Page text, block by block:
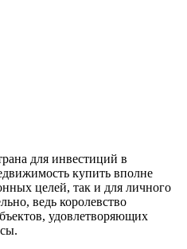
для инвестиций в
купить вполне
целей, так и для личного
ведь королевство
удовлетворяющих